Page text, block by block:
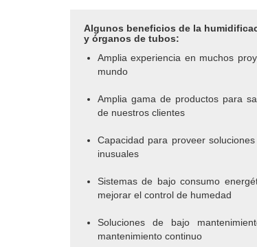
Algunos beneficios de la
y órganos de tubos:
Amplia experiencia en muchos
mundo
Amplia gama de productos para
de nuestros clientes
Capacidad para proveer
inusuales
Sistemas de bajo consumo
mejorar el control de humedad
Soluciones de bajo
mantenimiento continuo